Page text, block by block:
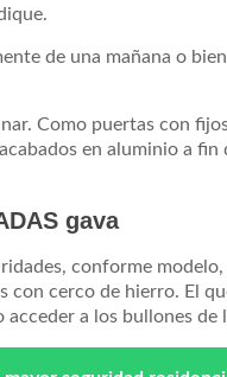
de una mañana o
Como puertas con
en aluminio a
gava
conforme
cerco de hierro. El
a los bullones de